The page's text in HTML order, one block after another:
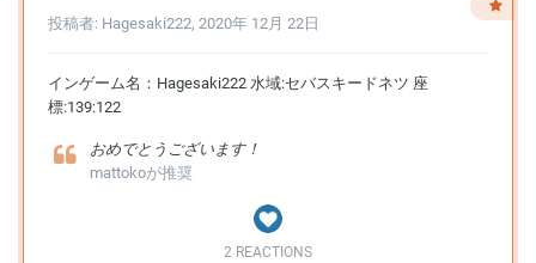
投稿者: Hagesaki222, 2020年 12月 22日
インゲーム名：Hagesaki222 水域:セバスキードネツ 座
標:139:122
おめでとうございます！
mattokoが推奨
2 REACTIONS